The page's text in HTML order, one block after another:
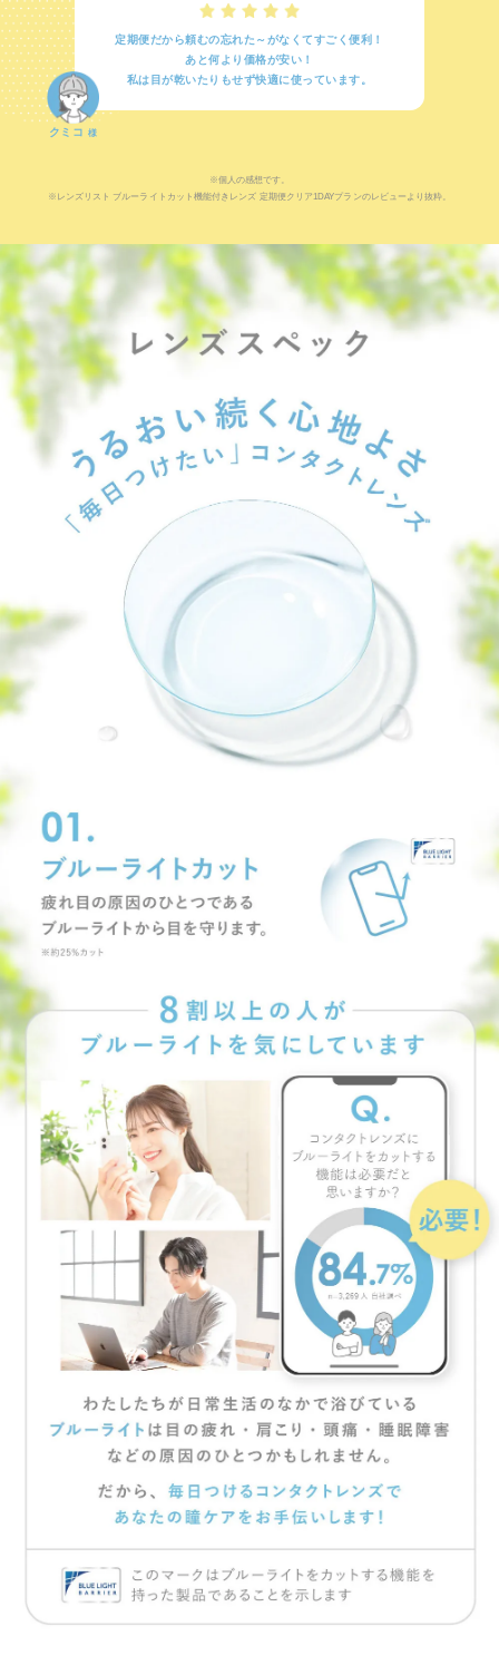
定期便だから頼むの忘れた～がなくてすごく便利！
あと何より価格が安い！
私は目が乾いたりもせず快適に使っています。
クミコ 様
※個人の感想です。
※レンズリスト ブルーライトカット機能付きレンズ 定期便クリア1DAYプランのレビューより抜粋。